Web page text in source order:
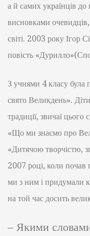
а й самих українців до
висновками
світі. 2003 року Ігор
повість
З учнями 4 класу була
свято Великдень».
традиції, звичаї цього
«Що ми знаємо про
«Дитячою творчістю,
2007 році, коли почав
ми з ним і придумали
на той час досить
– Якими